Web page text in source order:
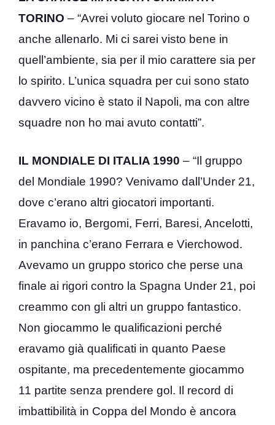
TORINO – “Avrei voluto giocare nel Torino o
anche allenarlo. Mi ci sarei visto bene in
quell’ambiente, sia per il mio carattere sia per
lo spirito. L’unica squadra per cui sono stato
davvero vicino è stato il Napoli, ma con altre
squadre non ho mai avuto contatti”.
IL MONDIALE DI ITALIA 1990 – “Il gruppo
del Mondiale 1990? Venivamo dall’Under 21,
dove c’erano altri giocatori importanti.
Eravamo io, Bergomi, Ferri, Baresi, Ancelotti,
in panchina c’erano Ferrara e Vierchowod.
Avevamo un gruppo storico che perse una
finale ai rigori contro la Spagna Under 21, poi
creammo con gli altri un gruppo fantastico.
Non giocammo le qualificazioni perché
eravamo già qualificati in quanto Paese
ospitante, ma precedentemente giocammo
11 partite senza prendere gol. Il record di
imbattibilità in Coppa del Mondo è ancora